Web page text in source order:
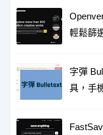
輕鬆篩
字彈
具，手